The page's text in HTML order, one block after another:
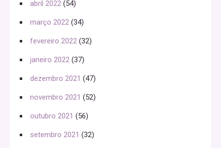
abril 2022 (54)
março 2022 (34)
fevereiro 2022 (32)
janeiro 2022 (37)
dezembro 2021 (47)
novembro 2021 (52)
outubro 2021 (56)
setembro 2021 (32)